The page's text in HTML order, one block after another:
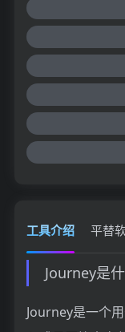
工具介绍 平替
Journey是
Journey是一个